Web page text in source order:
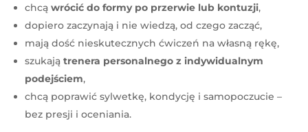
chcąwrócić do formy po przerwie lub kontuzji,
dopiero zaczynają i nie wiedzą, od czego zacząć,
mają dość nieskutecznych ćwiczeń na własną rękę,
szukajątrenera personalnego z indywidualnym
podejściem,
chcą poprawić sylwetkę, kondycję i samopoczucie –
bez presji i oceniania.